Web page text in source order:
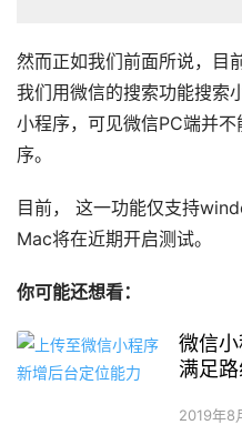
然而正如我们前面所说，目
我们用微信的搜索功能搜索
小程序，可见微信PC端并
序。
目前， 这一功能仅支持
Mac将在近期开启测试。
你可能还想看：